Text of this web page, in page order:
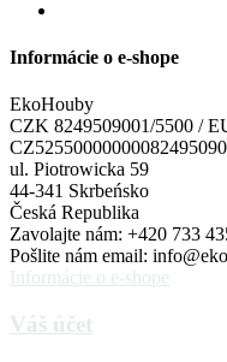
Informácie o e-shope
EkoHouby
CZK 8249509001/5500 /
ul. Piotrowicka 59
44-341 Skrbeńsko
Česká Republika
Zavolajte nám: +420 733
Pošlite nám email:
Informácie o e-shope
Váš účet